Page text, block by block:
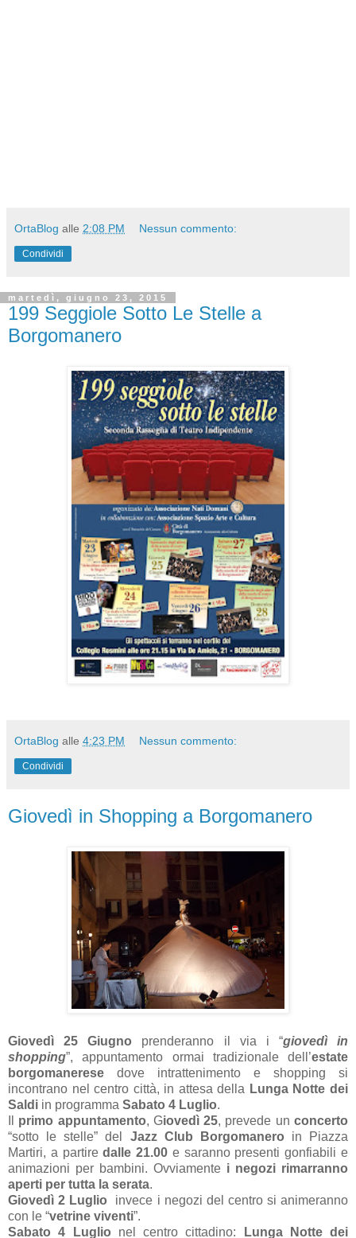
OrtaBlog alle 2:08 PM Nessun commento:
Condividi
martedì, giugno 23, 2015
199 Seggiole Sotto Le Stelle a
Borgomanero
OrtaBlog alle 4:23 PM Nessun commento:
Condividi
Giovedì in Shopping a Borgomanero
Giovedì 25 Giugno prenderanno il via i “giovedì in
shopping”, appuntamento ormai tradizionale dell’estate
borgomanerese dove intrattenimento e shopping si
incontrano nel centro città, in attesa della Lunga Notte dei
Saldi in programma Sabato 4 Luglio.
primo appuntamento, Giovedì 25, prevede unconcerto
“sotto le stelle” del Jazz Club Borgomanero in Piazza
Martiri, a partiredalle 21.00 e saranno presenti gonfiabili e
animazioni per bambini. Ovviamente i negozi rimarranno
aperti per tutta la serata.
Giovedì 2 Luglio
invece i negozi del centro si animeranno
con le “vetrine viventi”.
Sabato 4 Luglio nel centro cittadino: Lunga Notte dei